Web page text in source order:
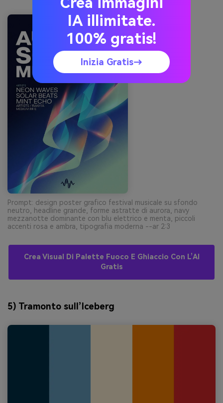
Prompt: design poster grafico festival musicale su sfondo
neutro, headline grande, forme astratte di aurora, navy
mezzanotte dominante con blu elettrico e menta, piccoli
accenti rosa e ambra, tipografia moderna --ar 2:3
Crea Visual Di Palette Fuoco E Ghiaccio Con L’AI
Gratis
5) Tramonto sull’Iceberg
IA illimitate.
100% gratis!
Inizia Gratis→